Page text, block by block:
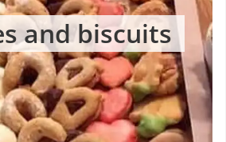
and biscuits